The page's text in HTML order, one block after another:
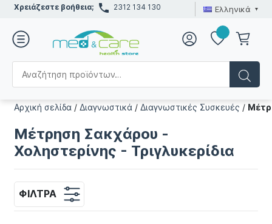
Χρειάζεστε βοήθεια; 2312 134 130 Ελληνικά
Αρχική σελίδα /Διαγνωστικά /Διαγνωστικές Συσκευές /
Μέτρηση Σακχάρου -
Χοληστερίνης - Τριγλυκερίδια
ΦΊΛΤΡΑ